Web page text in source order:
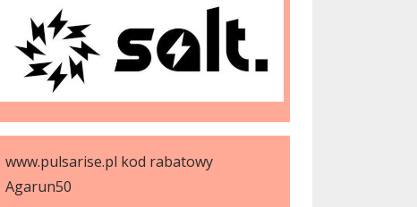
www.pulsarise.pl kod rabatowy
Agarun50